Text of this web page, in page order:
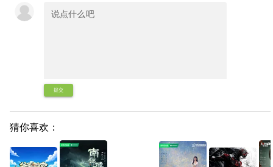
提交
猜你喜欢：